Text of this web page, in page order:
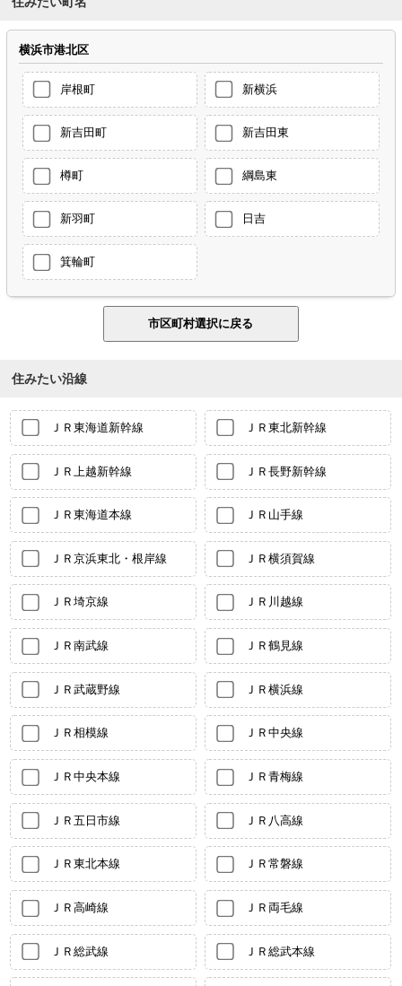
横浜市港北区
岸根町 新横浜
新吉田町 新吉田東
樽町 綱島東
新羽町 日吉
箕輪町
住みたい沿線
ＪＲ東海道新幹線 ＪＲ東北新幹線
ＪＲ上越新幹線 ＪＲ長野新幹線
ＪＲ東海道本線 ＪＲ山手線
ＪＲ京浜東北・根岸線 ＪＲ横須賀線
ＪＲ埼京線 ＪＲ川越線
ＪＲ南武線 ＪＲ鶴見線
ＪＲ武蔵野線 ＪＲ横浜線
ＪＲ相模線 ＪＲ中央線
ＪＲ中央本線 ＪＲ青梅線
ＪＲ五日市線 ＪＲ八高線
ＪＲ東北本線 ＪＲ常磐線
ＪＲ高崎線 ＪＲ両毛線
ＪＲ総武線 ＪＲ総武本線